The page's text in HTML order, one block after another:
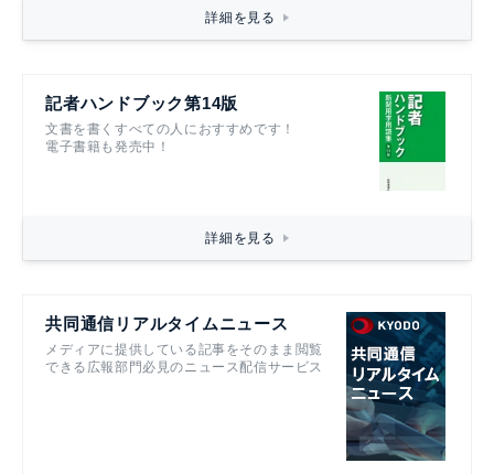
詳細を見る
記者ハンドブック第14版
文書を書くすべての人におすすめです！
電子書籍も発売中！
詳細を見る
共同通信リアルタイムニュース
メディアに提供している記事をそのまま閲覧
できる広報部門必見のニュース配信サービス